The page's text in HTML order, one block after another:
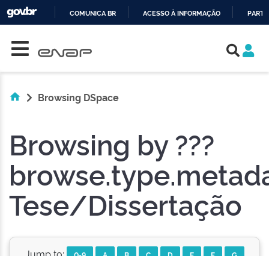
COMUNICA BR ACESSO À INFORMAÇÃO
Browsing DSpace
Browsing by ???
Tese/Dissertação